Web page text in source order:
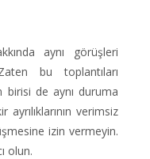
aynı görüşleri
bu toplantıları
birisi de aynı duruma
verimsiz
izin vermeyin.
olun.